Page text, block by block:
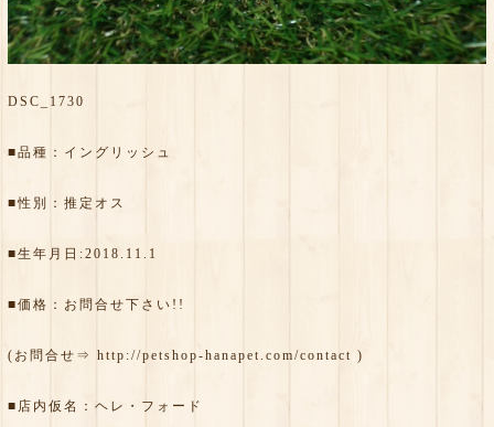
DSC_1730
■品種：イングリッシュ
■性別：推定オス
■生年月日:2018.11.1
■価格：お問合せ下さい!!
(お問合せ⇒ http://petshop-hanapet.com/contact )
■店内仮名：ヘレ・フォード